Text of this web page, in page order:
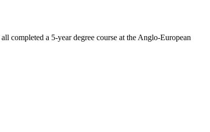
completed a 5-year degree course at the Anglo-European